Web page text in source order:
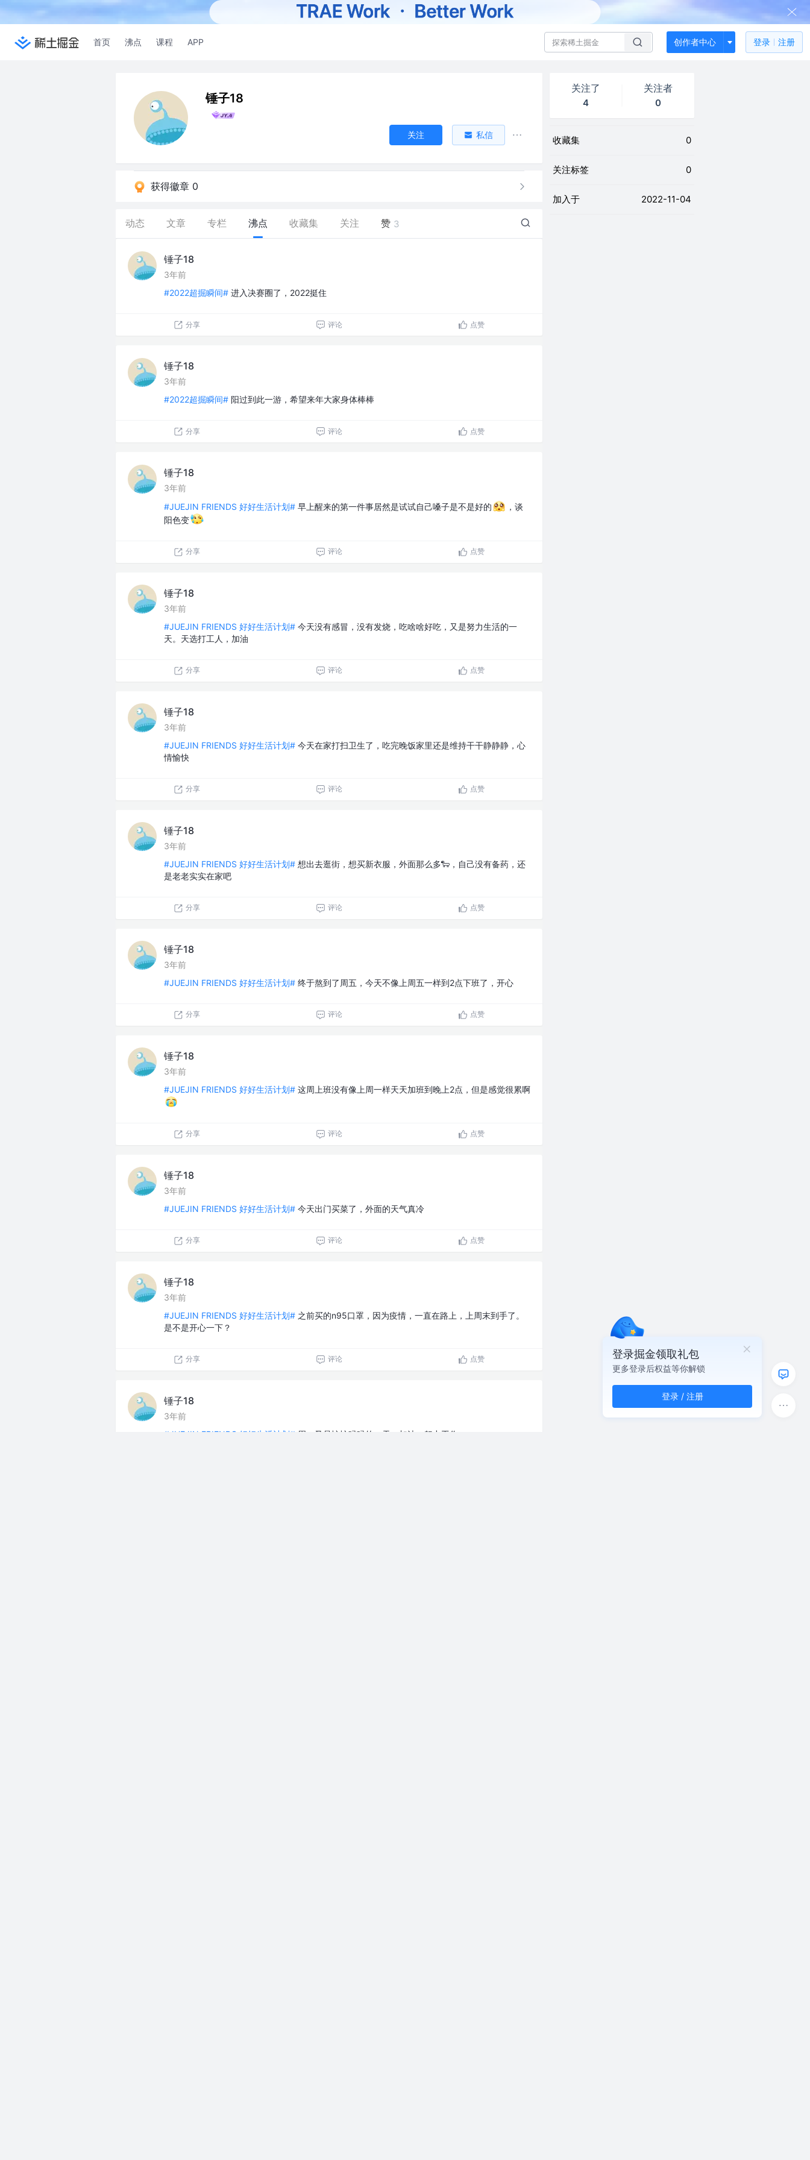
首页 沸点 课程 APP 创作者中心 登录 注册
锤子18
关注 私信
获得徽章 0
动态 文章 专栏 沸点 收藏集 关注 赞 3
锤子18
3年前
#2022超掘瞬间# 进入决赛圈了，2022挺住
分享 评论 点赞
锤子18
3年前
#2022超掘瞬间# 阳过到此一游，希望来年大家身体棒棒
分享 评论 点赞
锤子18
3年前
#JUEJIN FRIENDS 好好生活计划# 早上醒来的第一件事居然是试试自己嗓子是不是好的
，谈
阳色变
分享 评论 点赞
锤子18
3年前
#JUEJIN FRIENDS 好好生活计划# 今天没有感冒，没有发烧，吃啥啥好吃，又是努力生活的一
天。天选打工人，加油
分享 评论 点赞
锤子18
3年前
#JUEJIN FRIENDS 好好生活计划# 今天在家打扫卫生了，吃完晚饭家里还是维持干干静静静，心
情愉快
分享 评论 点赞
锤子18
3年前
#JUEJIN FRIENDS 好好生活计划# 想出去逛街，想买新衣服，外面那么多🐑，自己没有备药，还
是老老实实在家吧
分享 评论 点赞
锤子18
3年前
#JUEJIN FRIENDS 好好生活计划# 终于熬到了周五，今天不像上周五一样到2点下班了，开心
分享 评论 点赞
锤子18
3年前
#JUEJIN FRIENDS 好好生活计划# 这周上班没有像上周一样天天加班到晚上2点，但是感觉很累啊
分享 评论 点赞
锤子18
3年前
#JUEJIN FRIENDS 好好生活计划# 今天出门买菜了，外面的天气真冷
分享 评论 点赞
锤子18
3年前
#JUEJIN FRIENDS 好好生活计划# 之前买的n95口罩，因为疫情，一直在路上，上周末到手了。
是不是开心一下？
分享 评论 点赞
锤子18
3年前
#JUEJIN FRIENDS 好好生活计划# 周一又是忙忙碌碌的一天，加油，努力工作
关注了
4
关注者
0
收藏集 0
关注标签 0
加入于 2022-11-04
登录掘金领取礼包
更多登录后权益等你解锁
登录 / 注册